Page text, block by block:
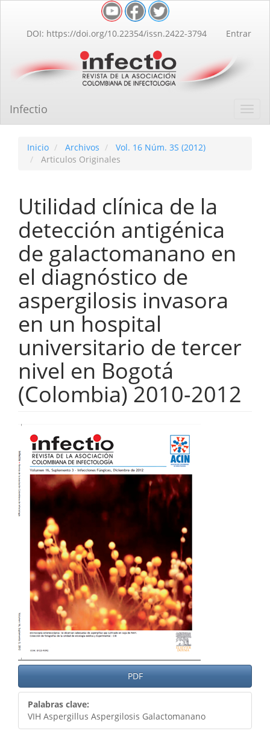
Contenido
principal
lateral
DOI: https://doi.org/10.22354/issn.2422-3794 Entrar
Infectio
Inicio Archivos
Vol. 16 Núm. 3S (2012)
Articulos Originales
Utilidad clínica de la
detección antigénica
de galactomanano en
el diagnóstico de
aspergilosis invasora
en un hospital
universitario de tercer
nivel en Bogotá
(Colombia) 2010-2012
Barra
lateral
del
artículo
PDF
Palabras clave:
VIH Aspergillus Aspergilosis Galactomanano